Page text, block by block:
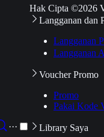
···
Hak Cipta ©2026
Langganan dan
Langganan
Langganan
Voucher Promo
Promo
Pakai Kode
Library Saya